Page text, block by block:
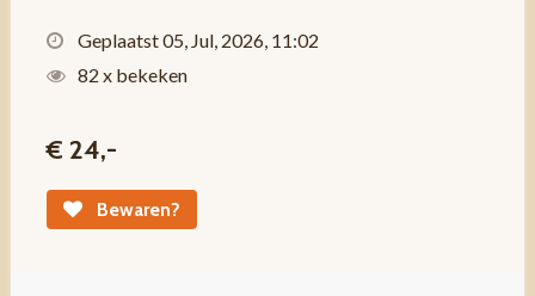
Geplaatst 05, Jul, 2026, 11:02
82 x bekeken
€ 24,-
Bewaren?